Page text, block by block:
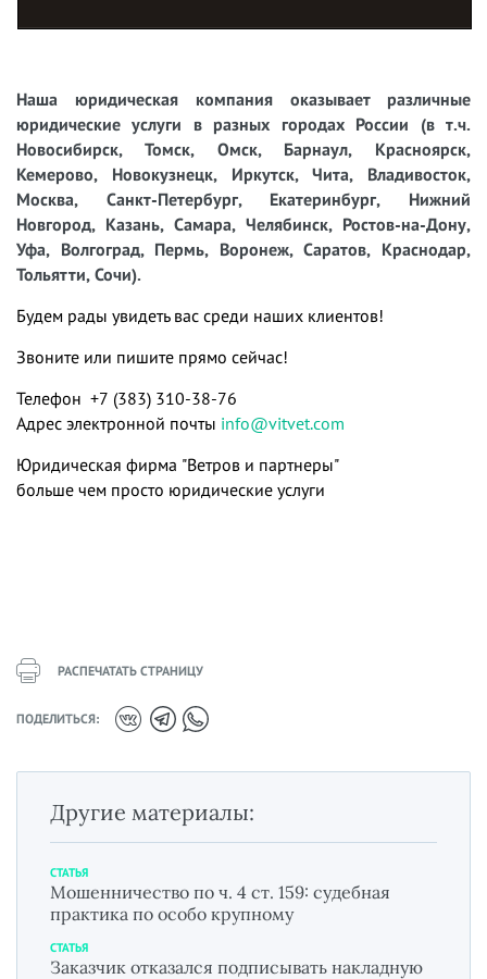
Наша юридическая компания оказывает различные
юридические услуги в разных городах России (в т.ч.
Новосибирск, Томск, Омск, Барнаул, Красноярск,
Кемерово, Новокузнецк, Иркутск, Чита, Владивосток,
Москва, Санкт-Петербург, Екатеринбург, Нижний
Новгород, Казань, Самара, Челябинск, Ростов-на-Дону,
Уфа, Волгоград, Пермь, Воронеж, Саратов, Краснодар,
Тольятти, Сочи).
Будем рады увидеть вас среди наших клиентов!
Звоните или пишите прямо сейчас!
Телефон +7 (383) 310-38-76
Адрес электронной почты info@vitvet.com
Юридическая фирма "Ветров и партнеры"
больше чем просто юридические услуги
РАСПЕЧАТАТЬ СТРАНИЦУ
ПОДЕЛИТЬСЯ:
Другие материалы:
СТАТЬЯ
Мошенничество по ч. 4 ст. 159: судебная
практика по особо крупному
СТАТЬЯ
Заказчик отказался подписывать накладную